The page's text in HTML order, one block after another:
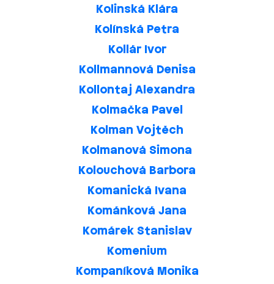
Kolinská Klára
Kolínská Petra
Kollár Ivor
Kollmannová Denisa
Kollontaj Alexandra
Kolmačka Pavel
Kolman Vojtěch
Kolmanová Simona
Kolouchová Barbora
Komanická Ivana
Kománková Jana
Komárek Stanislav
Komenium
Kompaníková Monika